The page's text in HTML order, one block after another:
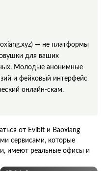
— не платформы
для ваших
Молодые анонимные
и фейковый интерфейс
онлайн-скам.
от Evibit и Baoxiang
сервисами, которые
имеют реальные офисы и